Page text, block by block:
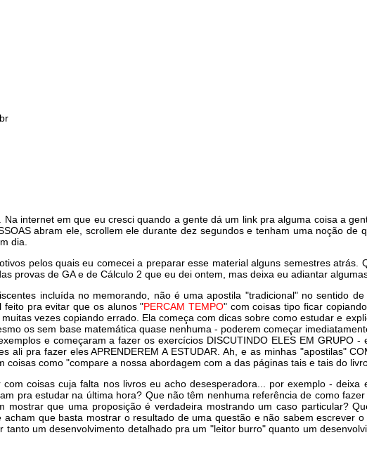
internet em que eu cresci quando a gente dá um link pra alguma coisa a
abram ele, scrollem ele durante dez segundos e tenham uma noção de
dia.
pelos quais eu comecei a preparar esse material alguns semestres atrás.
provas de GA e de Cálculo 2 que eu dei ontem, mas deixa eu adiantar
incluída no memorando, não é uma apostila "tradicional" no sentido
feito pra evitar que os alunos "PERCAM TEMPO" com coisas tipo ficar
vezes copiando errado. Ela começa com dicas sobre como estudar e
os sem base matemática quase nenhuma - poderem começar
e começaram a fazer os exercícios DISCUTINDO ELES EM GRUPO
pra fazer eles APRENDEREM A ESTUDAR. Ah, e as minhas "apostilas"
como "compare a nossa abordagem com a das páginas tais e tais do
coisas cuja falta nos livros eu acho desesperadora... por exemplo - deixa
pra estudar na última hora? Que não têm nenhuma referência de como
que uma proposição é verdadeira mostrando um caso particular?
que basta mostrar o resultado de uma questão e não sabem escrever
um desenvolvimento detalhado pra um "leitor burro" quanto um